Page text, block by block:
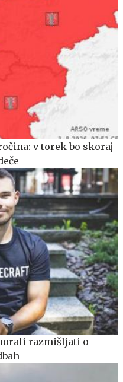
v torek bo skoraj
razmišljati o